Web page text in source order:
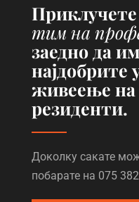
Приклучете
тим на
заедно да
најдобрите
живеење
резиденти.
Доколку сакате
побарате на 075